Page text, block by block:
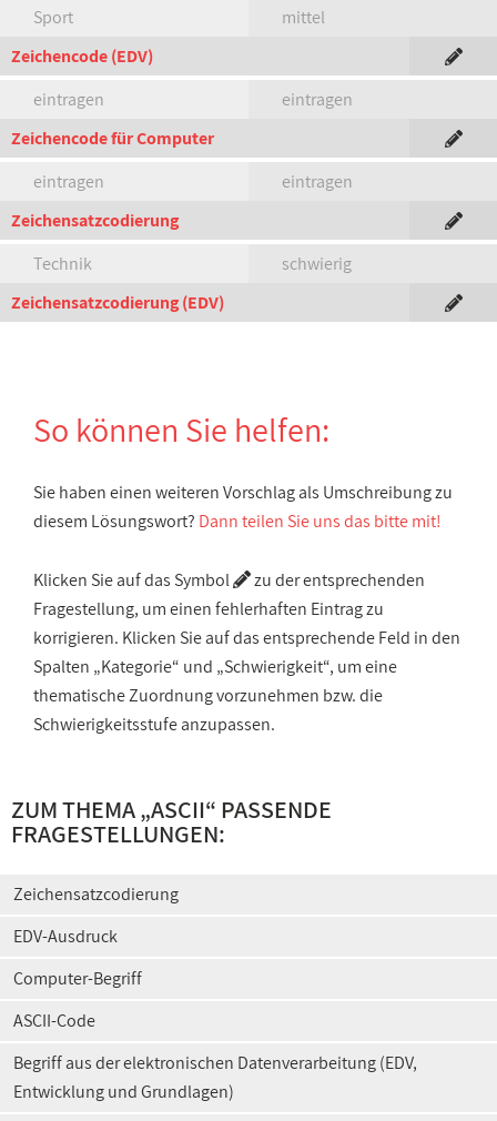
Sport
mittel
Zeichencode (EDV)
eintragen
eintragen
Zeichencode für Computer
eintragen
eintragen
Zeichensatzcodierung
Technik
schwierig
Zeichensatzcodierung (EDV)
So können Sie helfen:
Sie haben einen weiteren Vorschlag als Umschreibung zu
diesem Lösungswort? Dann teilen Sie uns das bitte mit!
Klicken Sie auf das Symbol
zu der entsprechenden
Fragestellung, um einen fehlerhaften Eintrag zu
korrigieren. Klicken Sie auf das entsprechende Feld in den
Spalten „Kategorie“ und „Schwierigkeit“, um eine
thematische Zuordnung vorzunehmen bzw. die
Schwierigkeitsstufe anzupassen.
ZUM THEMA „ASCII“ PASSENDE
FRAGESTELLUNGEN:
Zeichensatzcodierung
EDV-Ausdruck
Computer-Begriff
ASCII-Code
Begriff aus der elektronischen Datenverarbeitung (EDV,
Entwicklung und Grundlagen)